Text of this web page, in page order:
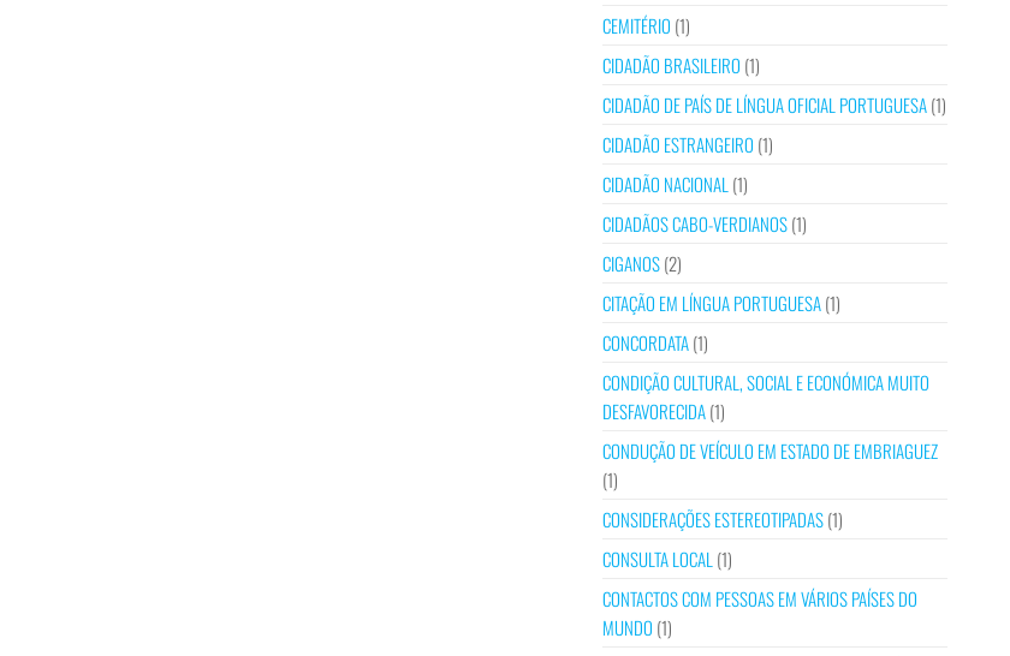
CEMITÉRIO (1)
CIDADÃO BRASILEIRO (1)
CIDADÃO DE PAÍS DE LÍNGUA OFICIAL PORTUGUESA(1)
CIDADÃO ESTRANGEIRO (1)
CIDADÃO NACIONAL (1)
CIDADÃOS CABO-VERDIANOS(1)
CIGANOS(2)
CITAÇÃO EM LÍNGUA PORTUGUESA(1)
CONCORDATA(1)
CONDIÇÃO CULTURAL, SOCIAL E ECONÓMICA MUITO
DESFAVORECIDA(1)
CONDUÇÃO DE VEÍCULO EM ESTADO DE EMBRIAGUEZ
(1)
CONSIDERAÇÕES ESTEREOTIPADAS(1)
CONSULTA LOCAL (1)
CONTACTOS COM PESSOAS EM VÁRIOS PAÍSES DO
MUNDO (1)